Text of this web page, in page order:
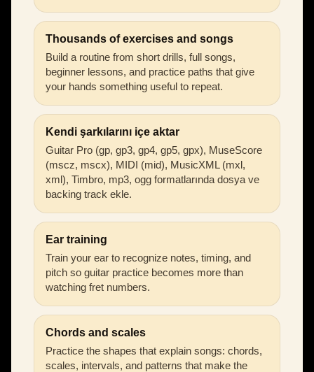
Thousands of exercises and songs
Build a routine from short drills, full songs,
beginner lessons, and practice paths that give
your hands something useful to repeat.
Kendi şarkılarını içe aktar
Guitar Pro (gp, gp3, gp4, gp5, gpx), MuseScore
(mscz, mscx), MIDI (mid), MusicXML (mxl,
xml), Timbro, mp3, ogg formatlarında dosya ve
backing track ekle.
Ear training
Train your ear to recognize notes, timing, and
pitch so guitar practice becomes more than
watching fret numbers.
Chords and scales
Practice the shapes that explain songs: chords,
scales, intervals, and patterns that make the